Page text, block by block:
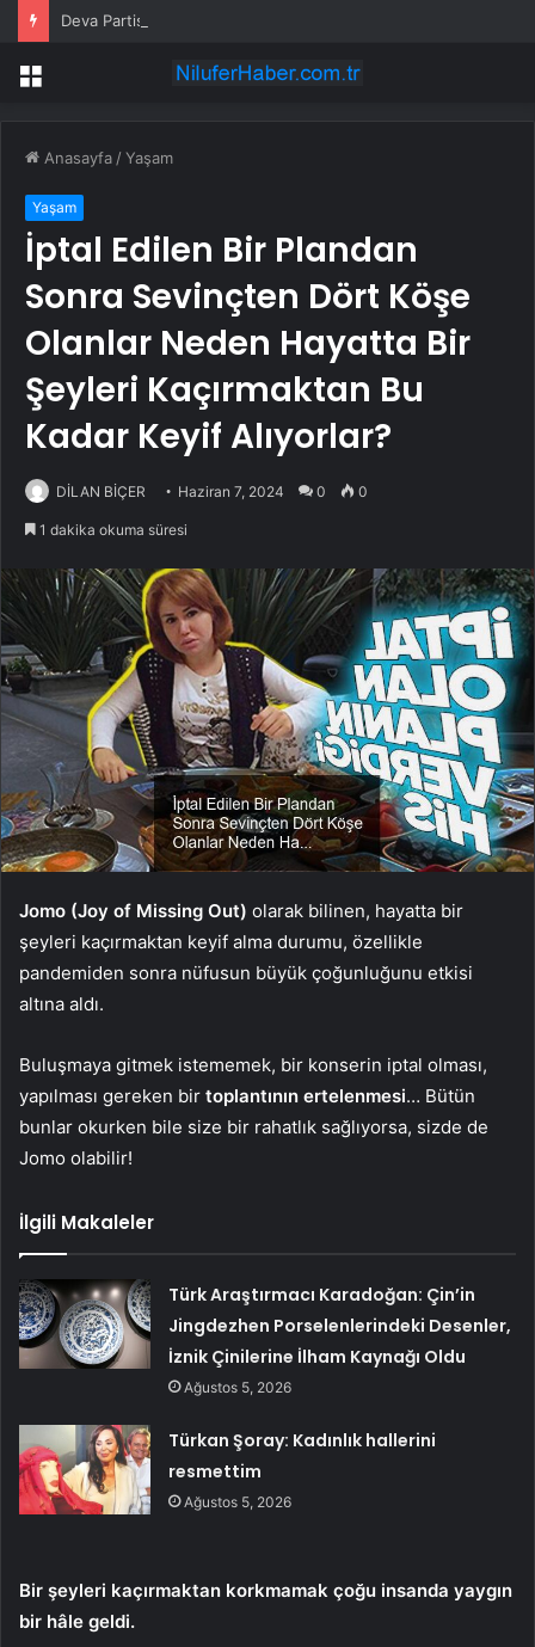
Menü
Anasayfa /Yaşam
Yaşam
İptal Edilen Bir Plandan
Sonra Sevinçten Dört Köşe
Olanlar Neden Hayatta Bir
Şeyleri Kaçırmaktan Bu
Kadar Keyif Alıyorlar?
DİLAN BİÇER Haziran 7, 2024 0 0
1 dakika okuma süresi
Jomo (Joy of Missing Out) olarak bilinen, hayatta bir
şeyleri kaçırmaktan keyif alma durumu, özellikle
pandemiden sonra nüfusun büyük çoğunluğunu etkisi
altına aldı.
Buluşmaya gitmek istememek, bir konserin iptal olması,
yapılması gereken bir toplantının ertelenmesi… Bütün
bunlar okurken bile size bir rahatlık sağlıyorsa, sizde de
Jomo olabilir!
İlgili Makaleler
Türk Araştırmacı Karadoğan: Çin’in
Jingdezhen Porselenlerindeki Desenler,
İznik Çinilerine İlham Kaynağı Oldu
Ağustos 5, 2026
Türkan Şoray: Kadınlık hallerini
resmettim
Ağustos 5, 2026
Bir şeyleri kaçırmaktan korkmamak çoğu insanda yaygın
bir hâle geldi.